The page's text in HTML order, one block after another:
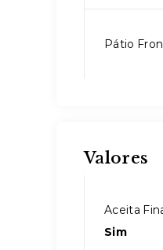
Pátio
Valores
Aceita
Sim